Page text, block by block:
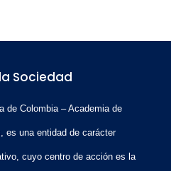
Sociedad
de Colombia – Academia de
es una entidad de carácter
cuyo centro de acción es la